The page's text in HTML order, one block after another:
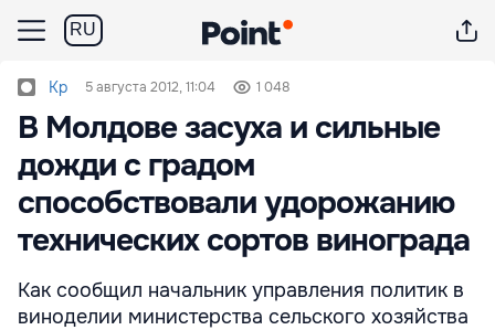
RU
Kp 5 августа 2012, 11:04 1 048
В Молдове засуха и сильные
дожди с градом
способствовали удорожанию
технических сортов винограда
Как сообщил начальник управления политик в
виноделии министерства сельского хозяйства